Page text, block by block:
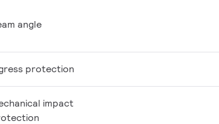
angle
protection
impact